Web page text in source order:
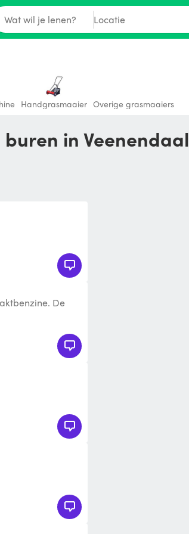
Wat wil je lenen? Locatie
Handgrasmaaier Overige grasmaaiers
buren in Veenendaal
De